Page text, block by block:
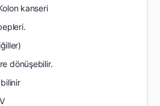
kanseri
dönüşebilir.